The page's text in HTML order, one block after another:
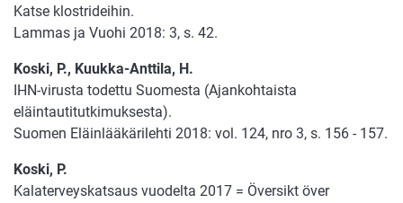
Katse klostrideihin.
Lammas ja Vuohi 2018: 3, s. 42.
Koski, P., Kuukka-Anttila, H.
IHN-virusta todettu Suomesta (Ajankohtaista
eläintautitutkimuksesta).
Suomen Eläinlääkärilehti 2018: vol. 124, nro 3, s. 156 - 157.
Koski, P.
Kalaterveyskatsaus vuodelta 2017 = Översikt över